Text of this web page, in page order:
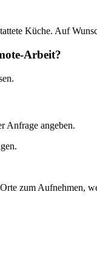
Küche. Auf
Arbeit?
Anfrage angeben.
zum Aufnehmen,